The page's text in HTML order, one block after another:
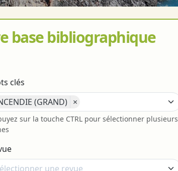
base bibliographique
clés
(GRAND) ×
sur la touche CTRL pour sélectionner plusieurs